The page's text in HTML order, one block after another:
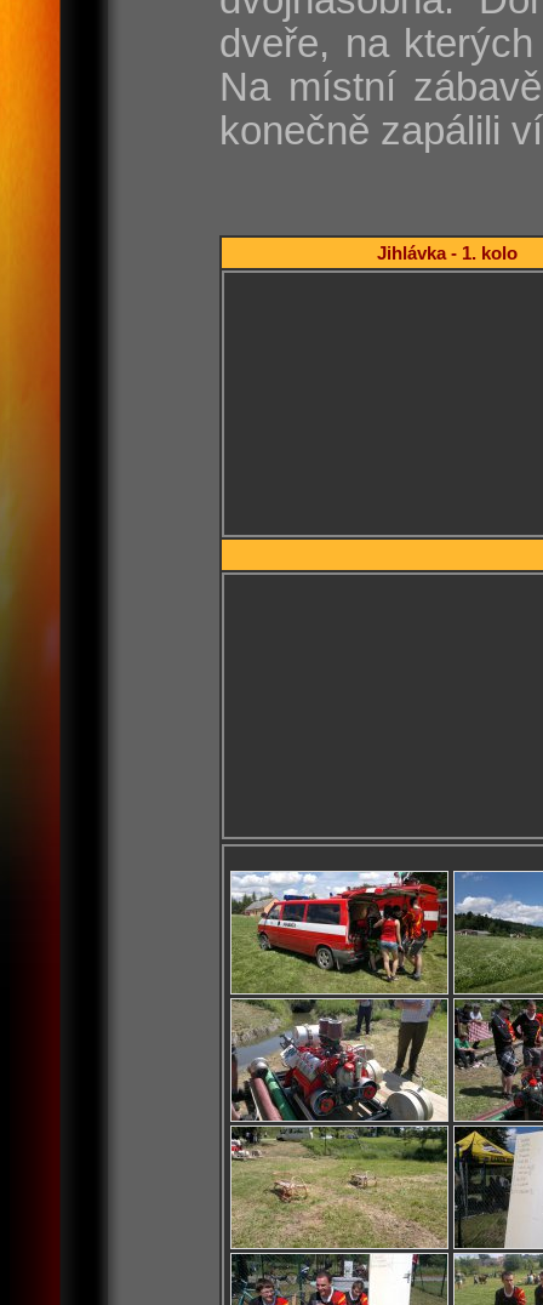
dveře, na
Na místní
konečně zapálili
Jihlávka - 1. kolo